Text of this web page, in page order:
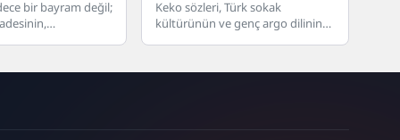
bir bayram değil;
Keko sözleri, Türk sokak
kültürünün ve genç argo dilinin